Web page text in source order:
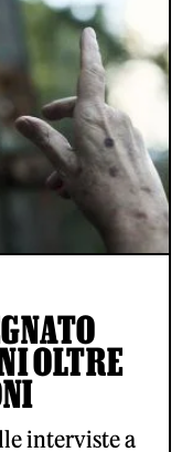
OLTRE
interviste a